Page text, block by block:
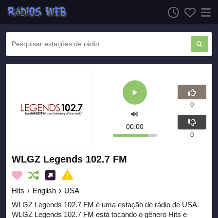
WLGZ Legends 102.7 FM
Hits › English › USA
WLGZ Legends 102.7 FM é uma estação de rádio de USA.
WLGZ Legends 102.7 FM está tocando o gênero Hits e
00:00
0
0